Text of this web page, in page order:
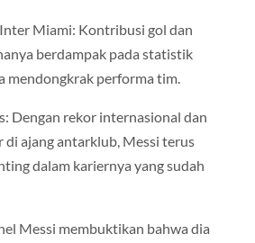
Miami: Kontribusi gol dan
berdampak pada statistik
mendongkrak performa tim.
Dengan rekor internasional dan
di ajang antarklub, Messi terus
dalam kariernya yang sudah
Messi membuktikan bahwa dia